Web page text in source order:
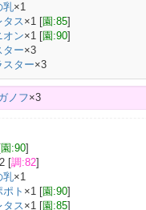
乳×1
タス×1 [園:85]
オン×1 [園:90]
ター×3
スター×3
ノフ×3
[園:90]
2 [調:82]
乳×1
ト ×1 [園:90]
タス×1 [園:85]